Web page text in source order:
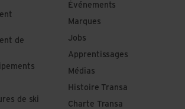
de
de ski
Événements
Marques
Jobs
Apprentissages
Médias
Histoire Transa
Charte Transa